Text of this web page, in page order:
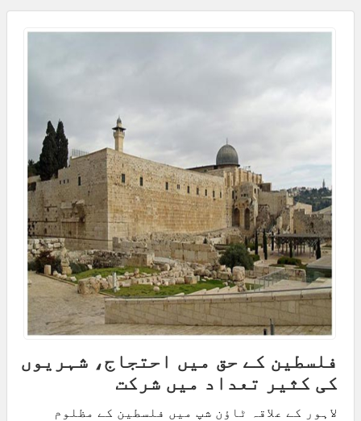
فلسطین کے حق میں احتجاج، شہریوں
کی کثیر تعداد میں شرکت
لاہور کے علاقہ ٹاؤن شپ میں فلسطین کے مظلوم